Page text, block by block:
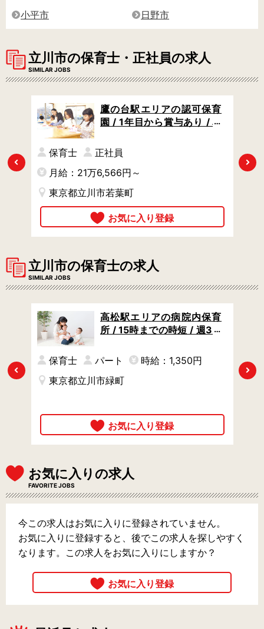
小平市 日野市
立川市の保育士・正社員の求人
SIMILAR JOBS
Previous
鷹の台駅エリアの認可保育
園 / 1年目から賞与あり / 車
支援をおこなう園です
保育士
正社員
月給：21万6,566円～
東京都立川市若葉町
Next
立川市の保育士の求人
SIMILAR JOBS
Previous
高松駅エリアの病院内保育
所 / 15時までの時短 / 週3日
て全体をサポート
保育士 パート
時給：1,350円
東京都立川市緑町
Next
お気に入りの求人
FAVORITE JOBS
今この求人はお気に入りに登録されていません。
お気に入りに登録すると、後でこの求人を探しやすく
なります。この求人をお気に入りにしますか？